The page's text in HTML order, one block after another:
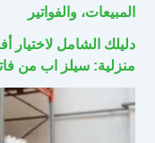
المبيعات، والفواتير
دليلك الشامل
منزلية: سيلز اب من